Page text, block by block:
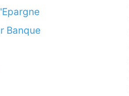
Banque